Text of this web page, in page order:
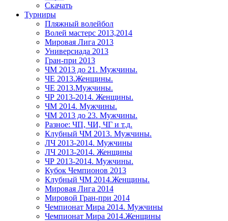
Скачать
Турниры
Пляжный волейбол
Волей мастерс 2013,2014
Мировая Лига 2013
Универсиада 2013
Гран-при 2013
ЧМ 2013 до 21. Мужчины.
ЧЕ 2013.Женщины.
ЧЕ 2013.Мужчины.
ЧР 2013-2014. Женщины.
ЧМ 2014. Мужчины.
ЧМ 2013 до 23. Мужчины.
Разное: ЧП, ЧИ, ЧГ и т.д.
Клубный ЧМ 2013. Мужчины.
ЛЧ 2013-2014. Мужчины
ЛЧ 2013-2014. Женщины
ЧР 2013-2014. Мужчины.
Кубок Чемпионов 2013
Клубный ЧМ 2014.Женщины.
Мировая Лига 2014
Мировой Гран-при 2014
Чемпионат Мира 2014. Мужчины
Чемпионат Мира 2014.Женщины